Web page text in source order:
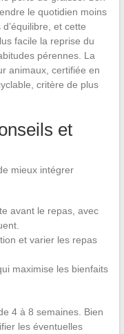
le quotidien moins
et cette
facile la reprise du
pérennes. La
animaux, certifiée en
critère de plus
et
mieux intégrer
avant le repas, avec
et varier les repas
maximise les bienfaits
4 à 8 semaines. Bien
les éventuelles